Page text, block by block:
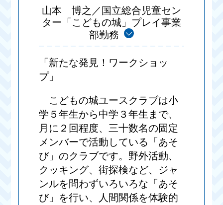
山本 博之／国立総合児童セン
ター「こどもの城」プレイ事業
部勤務
「新たな発見！ワークショッ
プ」
こどもの城ユースクラブは小
学５年生から中学３年生まで、
月に２回程度、三十数名の固定
メンバーで活動している「あそ
び」のクラブです。野外活動、
クッキング、街探検など、ジャ
ンルを問わずいろいろな「あそ
び」を行い、人間関係を体験的